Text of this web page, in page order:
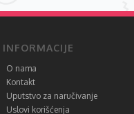
INFORMACIJE
O nama
Kontakt
Uputstvo za naručivanje
Uslovi korišćenja